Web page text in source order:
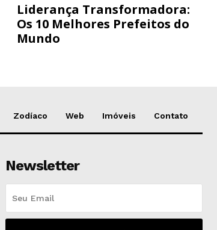
Liderança Transformadora:
Os 10 Melhores Prefeitos do
Mundo
Zodíaco Web Imóveis Contato
Newsletter